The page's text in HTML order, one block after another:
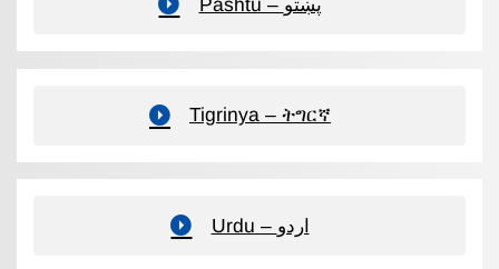
Tigrinya – ትግርኛ
Urdu – اردو